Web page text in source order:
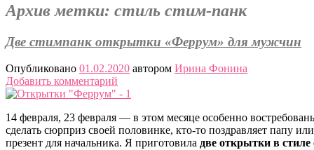
Архив метки: стиль стим-панк
Две стимпанк открытки «Феррум» для мужчин
Опубликовано 01.02.2020 автором Ирина Фонина
Добавить комментарий
14 февраля, 23 февраля — в этом месяце особенно
сделать сюрприз своей половинке, кто-то поздравляет папу
презент для начальника. Я приготовила две открытки в